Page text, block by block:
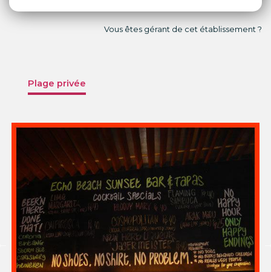
Vous êtes gérant de cet établissement ?
Plage privée